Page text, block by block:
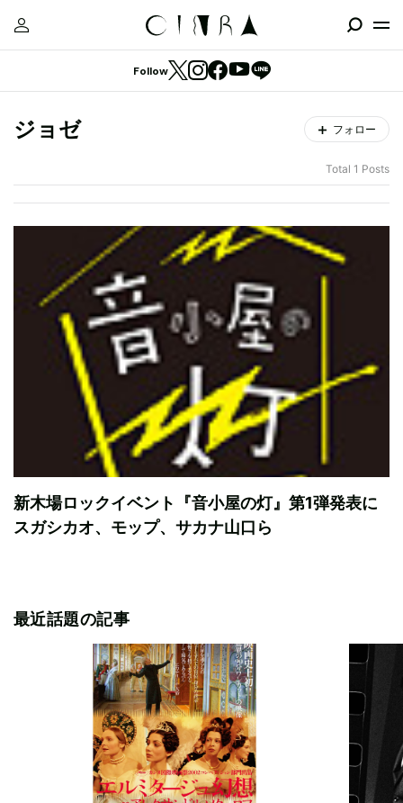
Follow
ジョゼ フォロー
Total 1 Posts
新木場ロックイベント『音小屋の灯』第1弾発表に
スガシカオ、モップ、サカナ山口ら
最近話題の記事